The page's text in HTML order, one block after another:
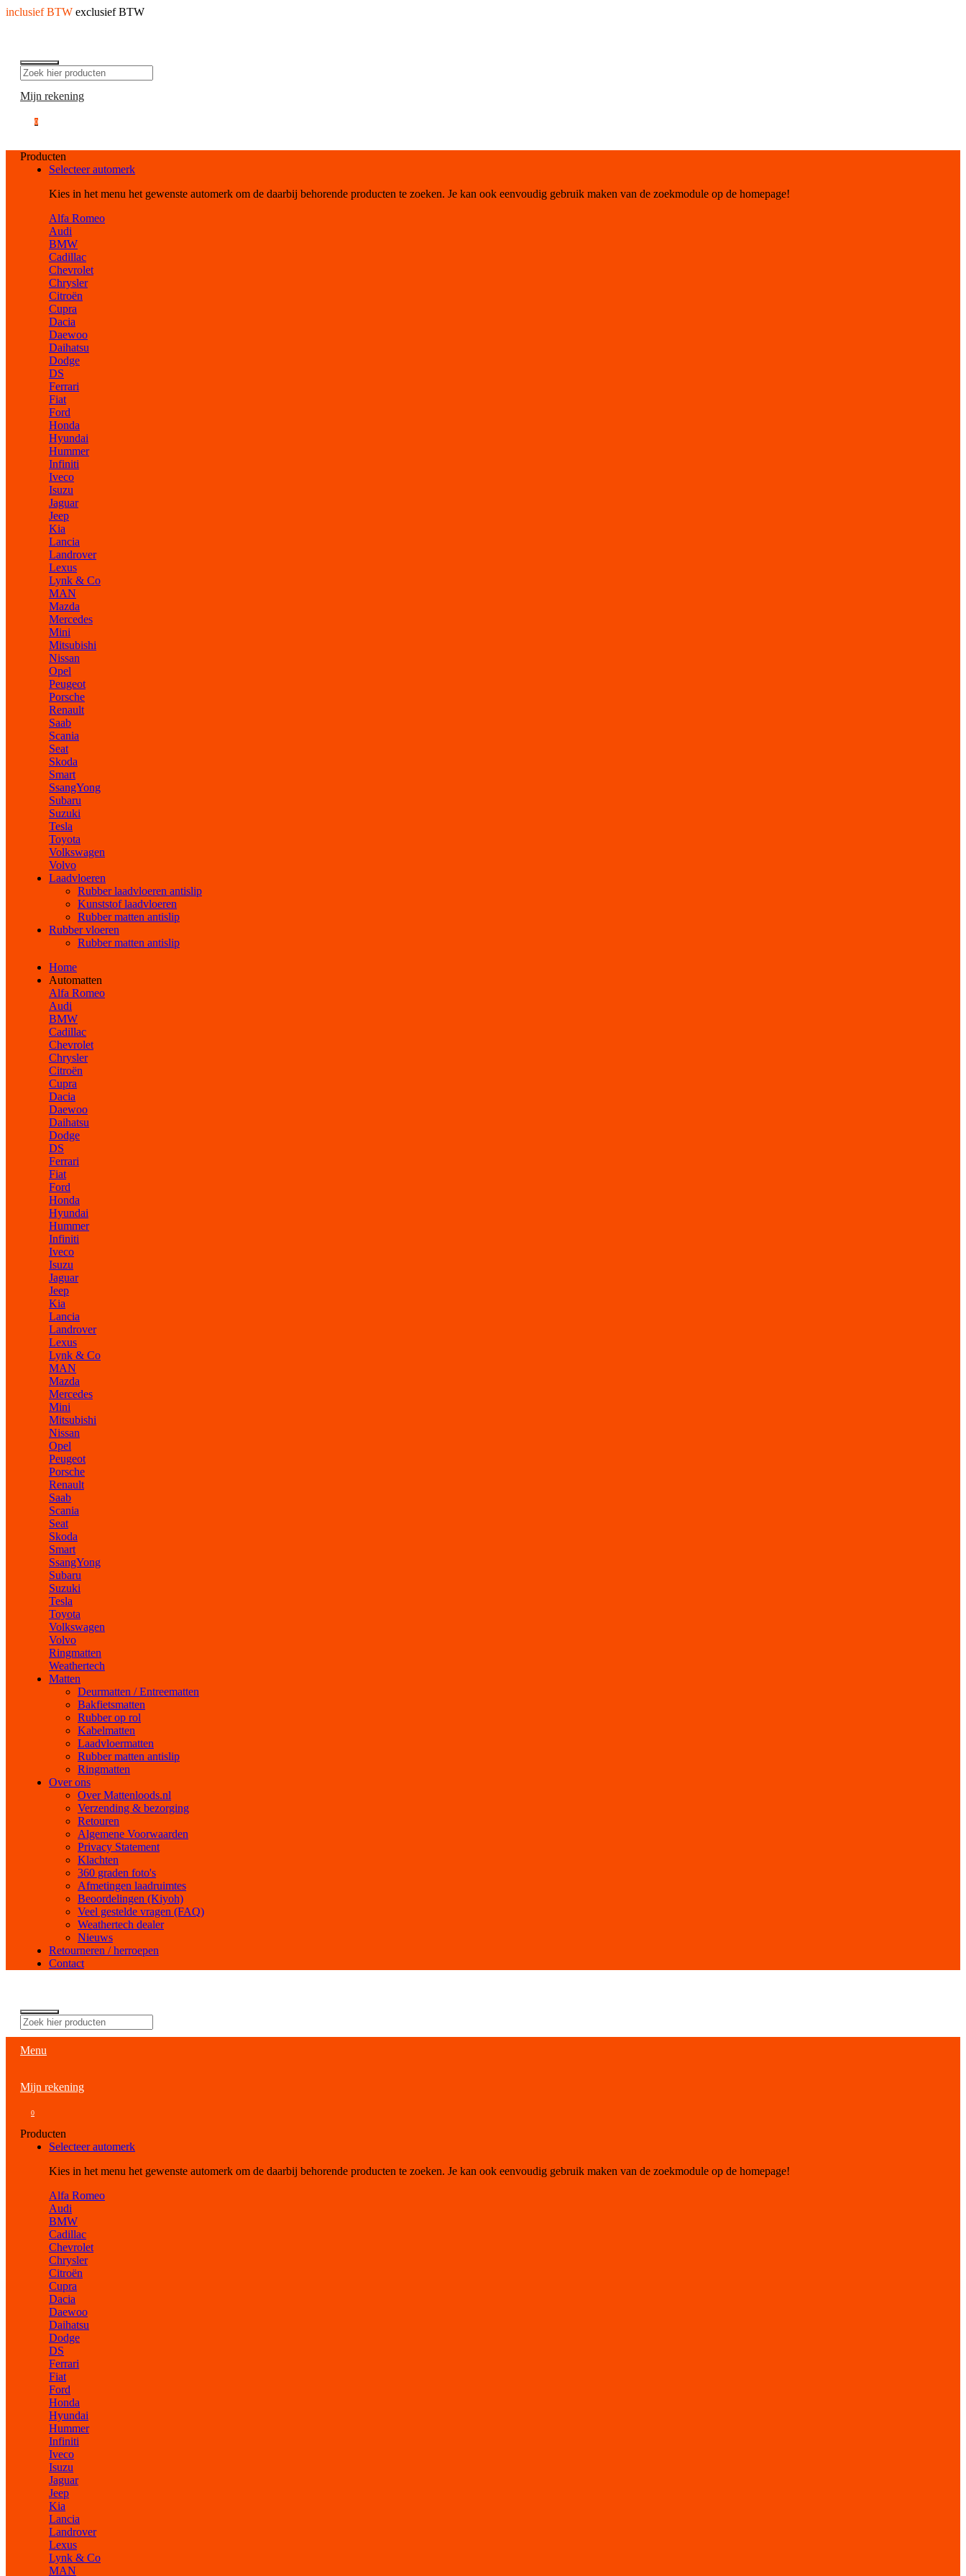
inclusief BTW exclusief BTW
Mijn rekening
0
Producten
Selecteer automerk
Kies in het menu het gewenste automerk om de daarbij behorende producten te zoeken. Je kan ook eenvoudig gebruik maken van de zoekmodule op de homepage!
Alfa Romeo
Audi
BMW
Cadillac
Chevrolet
Chrysler
Citroën
Cupra
Dacia
Daewoo
Daihatsu
Dodge
DS
Ferrari
Fiat
Ford
Honda
Hyundai
Hummer
Infiniti
Iveco
Isuzu
Jaguar
Jeep
Kia
Lancia
Landrover
Lexus
Lynk & Co
MAN
Mazda
Mercedes
Mini
Mitsubishi
Nissan
Opel
Peugeot
Porsche
Renault
Saab
Scania
Seat
Skoda
Smart
SsangYong
Subaru
Suzuki
Tesla
Toyota
Volkswagen
Volvo
Laadvloeren
Rubber laadvloeren antislip
Kunststof laadvloeren
Rubber matten antislip
Rubber vloeren
Rubber matten antislip
Home
Automatten
Alfa Romeo
Audi
BMW
Cadillac
Chevrolet
Chrysler
Citroën
Cupra
Dacia
Daewoo
Daihatsu
Dodge
DS
Ferrari
Fiat
Ford
Honda
Hyundai
Hummer
Infiniti
Iveco
Isuzu
Jaguar
Jeep
Kia
Lancia
Landrover
Lexus
Lynk & Co
MAN
Mazda
Mercedes
Mini
Mitsubishi
Nissan
Opel
Peugeot
Porsche
Renault
Saab
Scania
Seat
Skoda
Smart
SsangYong
Subaru
Suzuki
Tesla
Toyota
Volkswagen
Volvo
Ringmatten
Weathertech
Matten
Deurmatten / Entreematten
Bakfietsmatten
Rubber op rol
Kabelmatten
Laadvloermatten
Rubber matten antislip
Ringmatten
Over ons
Over Mattenloods.nl
Verzending & bezorging
Retouren
Algemene Voorwaarden
Privacy Statement
Klachten
360 graden foto's
Afmetingen laadruimtes
Beoordelingen (Kiyoh)
Veel gestelde vragen (FAQ)
Weathertech dealer
Nieuws
Retourneren / herroepen
Contact
Menu
Mijn rekening
0
Producten
Selecteer automerk
Kies in het menu het gewenste automerk om de daarbij behorende producten te zoeken. Je kan ook eenvoudig gebruik maken van de zoekmodule op de homepage!
Alfa Romeo
Audi
BMW
Cadillac
Chevrolet
Chrysler
Citroën
Cupra
Dacia
Daewoo
Daihatsu
Dodge
DS
Ferrari
Fiat
Ford
Honda
Hyundai
Hummer
Infiniti
Iveco
Isuzu
Jaguar
Jeep
Kia
Lancia
Landrover
Lexus
Lynk & Co
MAN